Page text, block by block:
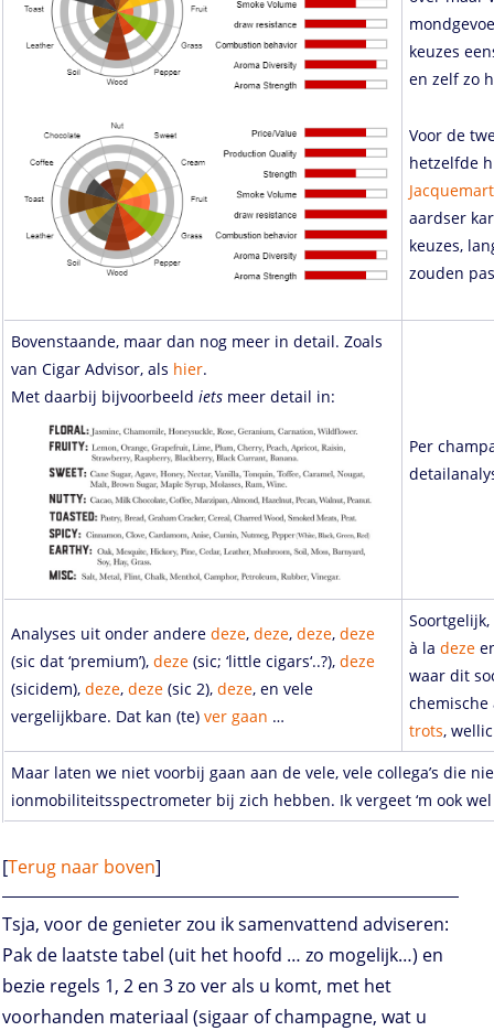
keuzes
en zelf zo
Voor de
hetzelfde
Jacquemart
aardser
keuzes,
zouden
Bovenstaande, maar dan nog meer in detail. Zoals
van Cigar Advisor, als hier.
Met daarbij bijvoorbeeldiets meer detail in:
Per
Analyses uit onder anderedeze,deze,deze,deze
(sic dat ‘premium’),deze (sic; ‘little cigars‘..?),deze
(sicidem),deze,deze (sic 2),deze, en vele
vergelijkbare. Dat kan (te)ver gaan …
à ladeze
waar dit
trots,
Maar laten we niet voorbij gaan aan de vele, vele collega’s die
ionmobiliteitsspectrometer bij zich hebben. Ik vergeet ‘m ook
[Terug naar boven]
Tsja, voor de genieter zou ik samenvattend adviseren:
Pak de laatste tabel (uit het hoofd … zo mogelijk…) en
bezie regels 1, 2 en 3 zo ver als u komt, met het
voorhanden materiaal (sigaar of champagne, wat u